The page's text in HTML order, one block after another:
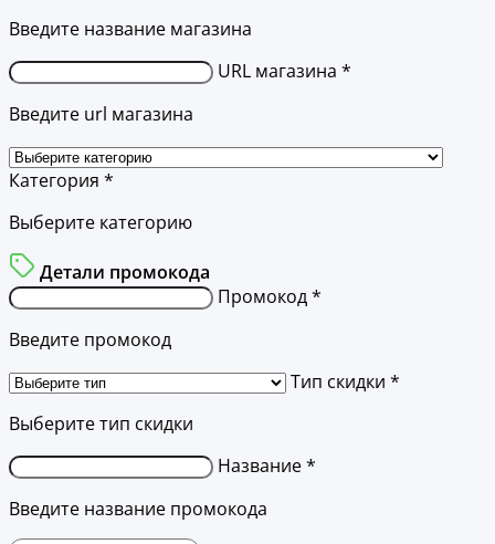
Введите название магазина
URL магазина *
Введите url магазина
Категория *
Выберите категорию
Детали промокода
Промокод *
Введите промокод
Тип скидки *
Выберите тип скидки
Название *
Введите название промокода